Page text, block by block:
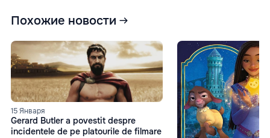
Похожие новости
15 Января
Gerard Butler a povestit despre
incidentele de pe platourile de filmare